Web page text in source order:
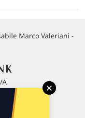
Marco Valeriani -
A
×